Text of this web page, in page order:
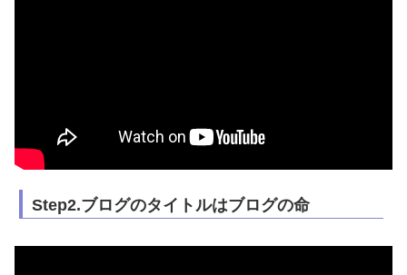
Step2.ブログのタイトルはブログの命